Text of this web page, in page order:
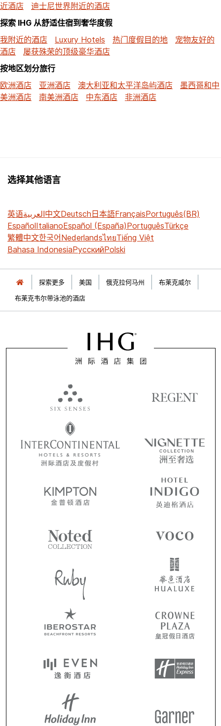
近酒店
迪士尼世界附近的酒店
探索 IHG 从舒适住宿到奢华度假
我附近的酒店
Luxury Hotels 热门度假目的地
宠物友好的
酒店
屡获殊荣的顶级豪华酒店
按地区划分旅行
欧洲酒店
亚洲酒店 澳大利亚和太平洋岛屿酒店
墨西哥和中
美洲酒店
南美洲酒店 中东酒店 非洲酒店
选择其他语言
英语العربية中文Deutsch日本語FrançaisPortuguês(BR)
EspañolItalianoEspañol (España)PortuguêsTürkçe
繁體中文한국어NederlandsไทยTiếng Việt
Bahasa IndonesiaРусскийPolski
探索更多 美国 俄克拉何马州
布莱克威尔
布莱克韦尔带泳池的酒店